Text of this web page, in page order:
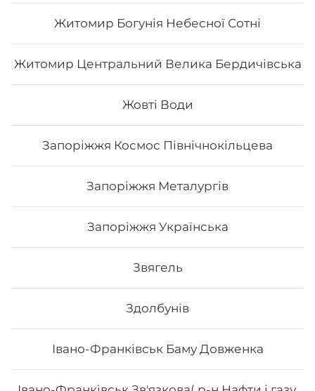
Житомир Богунія Небесної Сотні
Житомир Центральний Велика Бердичівська
Жовті Води
Запоріжжя Космос Північнокільцева
Запоріжжя Металургів
Запоріжжя Українська
Звягель
Здолбунів
Івано-Франківськ Баму Довженка
Чікен чілі
Склад: рис, норі, авокадо, курка, огірок, сир
Футомак зі смаженим тунцем